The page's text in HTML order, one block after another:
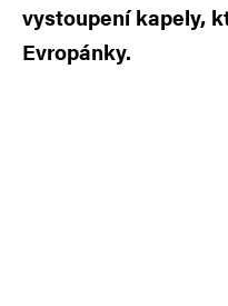
vystoupení kapely,
Evropánky.